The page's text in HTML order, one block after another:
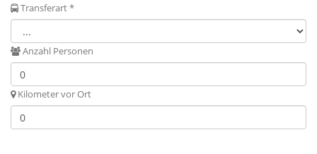
Transferart *
Anzahl Personen
Kilometer vor Ort